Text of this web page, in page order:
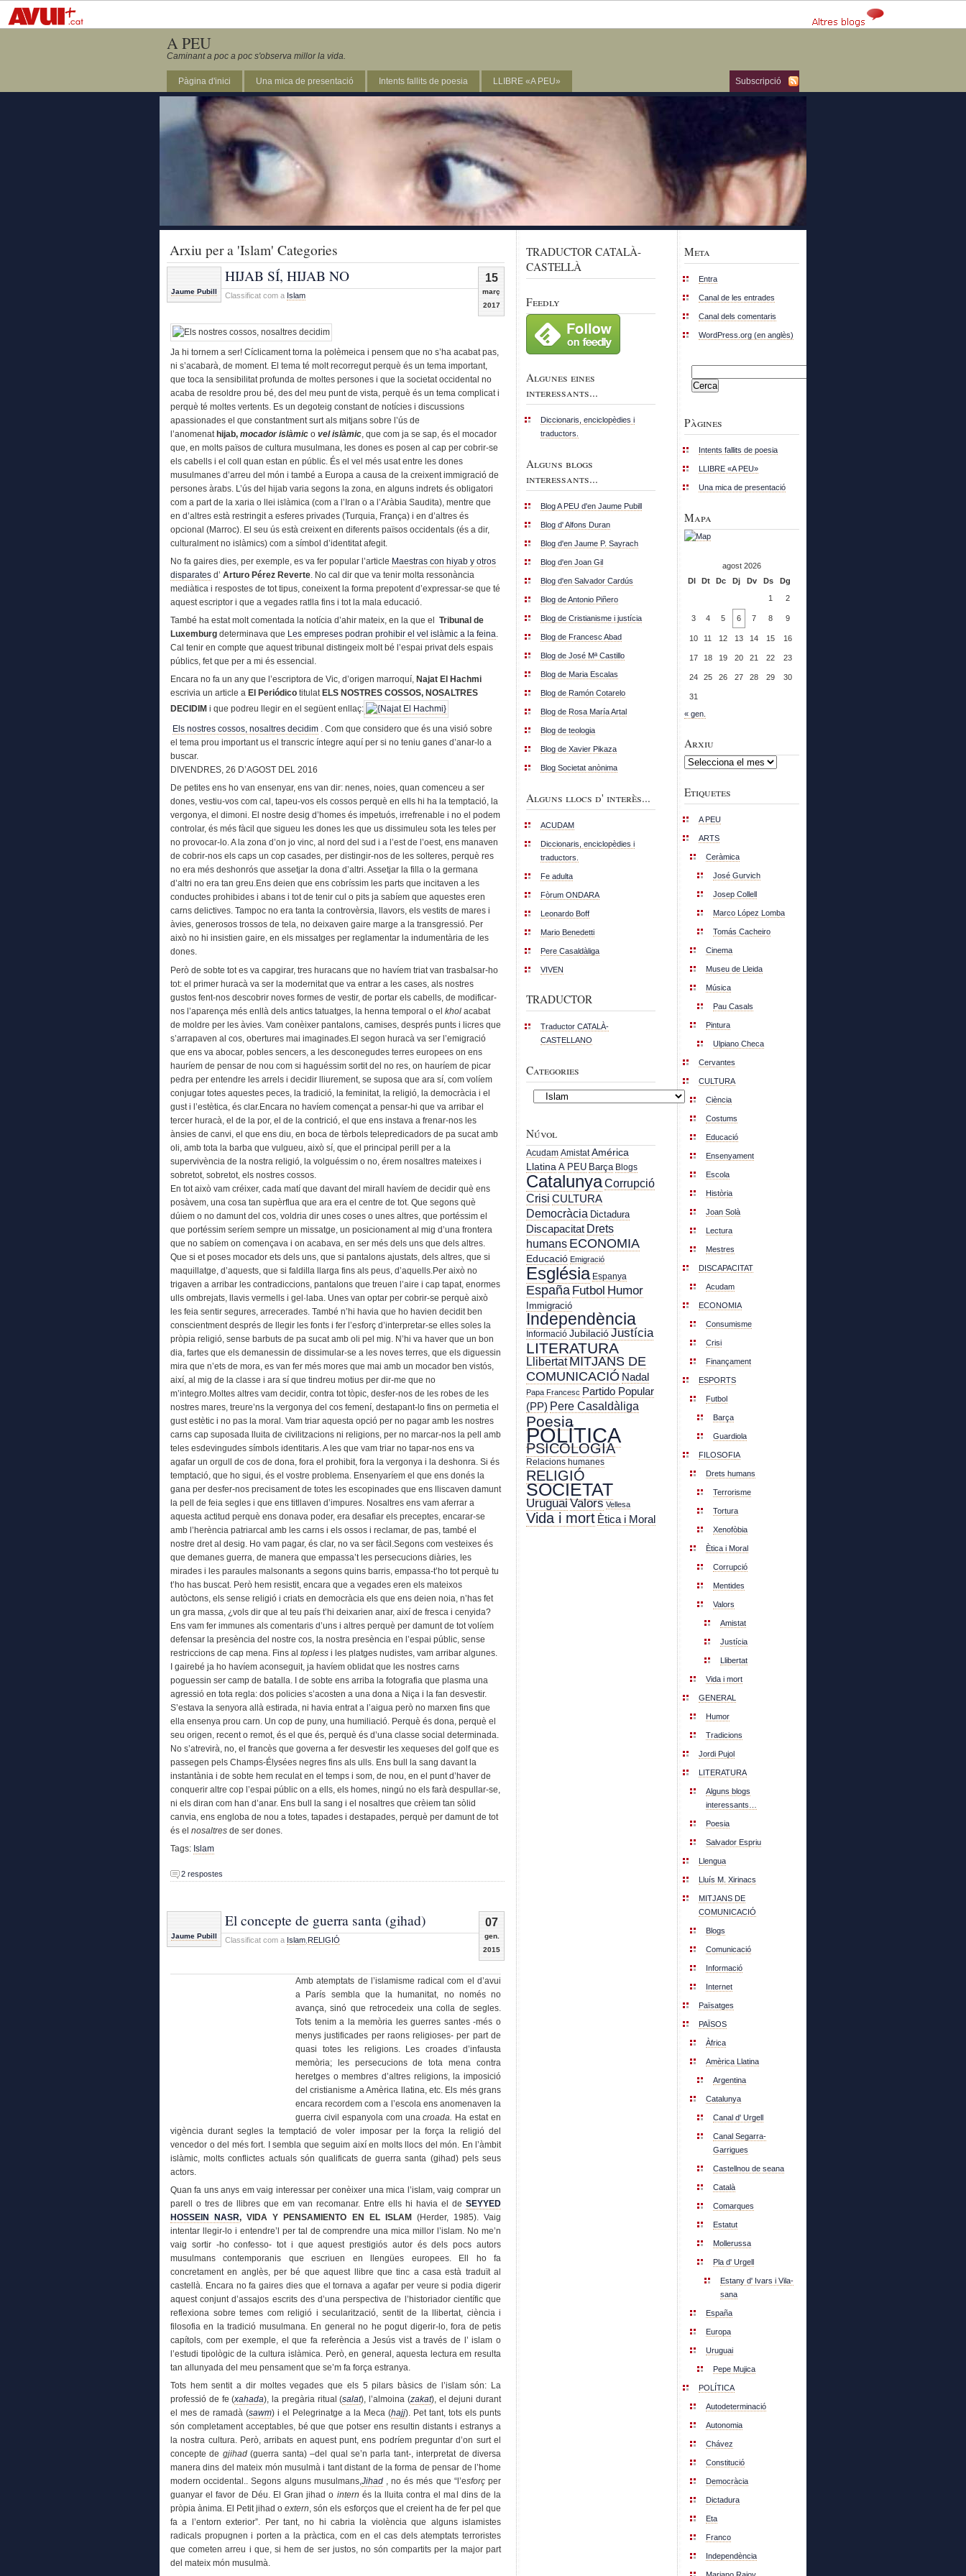
A PEU
Caminant a poc a poc s'observa millor la vida.
Subscripció
Pàgina d'inici Una mica de presentació Intents fallits de poesia LLIBRE «A PEU»
Arxiu per a 'Islam' Categories
15
març
2017
Jaume Pubill
HIJAB SÍ, HIJAB NO
Classificat com a Islam
Ja hi tornem a ser! Cíclicament torna la polèmeica i pensem que no s’ha acabat pas,
ni s’acabarà, de moment. El tema té molt recorregut perquè és un tema important,
que toca la sensibilitat profunda de moltes persones i que la societat occidental no
acaba de resoldre prou bé, des del meu punt de vista, perquè és un tema complicat i
perquè té moltes vertents. Es un degoteig constant de notícies i discussions
apassionades el que constantment surt als mitjans sobre l’ús de
l’anomenat hijab, mocador islàmic o vel islàmic, que com ja se sap, és el mocador
que, en molts països de cultura musulmana, les dones es posen al cap per cobrir-se
els cabells i el coll quan estan en públic. És el vel més usat entre les dones
musulmanes d’arreu del món i també a Europa a causa de la creixent immigració de
persones àrabs. L’ús del hijab varia segons la zona, en alguns indrets és obligatori
com a part de la xaria o llei islàmica (com a l’Iran o a l’Aràbia Saudita), mentre que
en d’altres està restringit a esferes privades (Turquia, França) i en d’altres és
opcional (Marroc). El seu ús està creixent en diferents països occidentals (és a dir,
culturalment no islàmics) com a símbol d’identitat afegit.
No fa gaires dies, per exemple, es va fer popular l’article Maestras con hiyab y otros
disparates d’ Arturo Pérez Reverte. No cal dir que va tenir molta ressonància
mediàtica i respostes de tot tipus, coneixent la forma prepotent d’expressar-se que té
aquest escriptor i que a vegades ratlla fins i tot la mala educació.
També ha estat molt comentada la notícia d’ahir mateix, en la que el Tribunal de
Luxemburg determinava que Les empreses podran prohibir el vel islàmic a la feina.
Cal tenir en compte que aquest tribunal distingeix molt bé l’espai privat dels espais
públics, fet que per a mi és essencial.
Encara no fa un any que l’escriptora de Vic, d’origen marroquí, Najat El Hachmi
escrivia un article a El Periódico titulat ELS NOSTRES COSSOS, NOSALTRES
DECIDIM i que podreu llegir en el següent enllaç:
Els nostres cossos, nosaltres decidim . Com que considero que és una visió sobre
el tema prou important us el transcric íntegre aquí per si no teniu ganes d’anar-lo a
buscar.
DIVENDRES, 26 D’AGOST DEL 2016
De petites ens ho van ensenyar, ens van dir: nenes, noies, quan comenceu a ser
dones, vestiu-vos com cal, tapeu-vos els cossos perquè en ells hi ha la temptació, la
vergonya, el dimoni. El nostre desig d’homes és impetuós, irrefrenable i no el podem
controlar, és més fàcil que sigueu les dones les que us dissimuleu sota les teles per
no provocar-lo. A la zona d’on jo vinc, al nord del sud i a l’est de l’oest, ens manaven
de cobrir-nos els caps un cop casades, per distingir-nos de les solteres, perquè res
no era més deshonrós que assetjar la dona d’altri. Assetjar la filla o la germana
d’altri no era tan greu.Ens deien que ens cobríssim les parts que incitaven a les
conductes prohibides i abans i tot de tenir cul o pits ja sabíem que aquestes eren
carns delictives. Tampoc no era tanta la controvèrsia, llavors, els vestits de mares i
àvies, generosos trossos de tela, no deixaven gaire marge a la transgressió. Per
això no hi insistien gaire, en els missatges per reglamentar la indumentària de les
dones.
Però de sobte tot es va capgirar, tres huracans que no havíem triat van trasbalsar-ho
tot: el primer huracà va ser la modernitat que va entrar a les cases, als nostres
gustos fent-nos descobrir noves formes de vestir, de portar els cabells, de modificar-
nos l’aparença més enllà dels antics tatuatges, la henna temporal o el khol acabat
de moldre per les àvies. Vam conèixer pantalons, camises, després punts i licres que
s’arrapaven al cos, obertures mai imaginades.El segon huracà va ser l’emigració
que ens va abocar, pobles sencers, a les desconegudes terres europees on ens
hauríem de pensar de nou com si haguéssim sortit del no res, on hauríem de picar
pedra per entendre les arrels i decidir lliurement, se suposa que ara sí, com volíem
conjugar totes aquestes peces, la tradició, la feminitat, la religió, la democràcia i el
gust i l’estètica, és clar.Encara no havíem començat a pensar-hi que va arribar el
tercer huracà, el de la por, el de la contrició, el que ens instava a frenar-nos les
ànsies de canvi, el que ens diu, en boca de tèrbols telepredicadors de pa sucat amb
oli, amb tota la barba que vulgueu, això sí, que el principal perill per a la
supervivència de la nostra religió, la volguéssim o no, érem nosaltres mateixes i
sobretot, sobretot, els nostres cossos.
En tot això vam créixer, cada matí que davant del mirall havíem de decidir què ens
posàvem, una cosa tan supèrflua que ara era el centre de tot. Que segons què
dúiem o no damunt del cos, voldria dir unes coses o unes altres, que portéssim el
que portéssim seríem sempre un missatge, un posicionament al mig d’una frontera
que no sabíem on començava i on acabava, en ser més dels uns que dels altres.
Que si et poses mocador ets dels uns, que si pantalons ajustats, dels altres, que si
maquillatge, d’aquests, que si faldilla llarga fins als peus, d’aquells.Per això no
trigaven a arribar les contradiccions, pantalons que treuen l’aire i cap tapat, enormes
ulls ombrejats, llavis vermells i gel·laba. Unes van optar per cobrir-se perquè això
les feia sentir segures, arrecerades. També n’hi havia que ho havien decidit ben
conscientment després de llegir les fonts i fer l’esforç d’interpretar-se elles soles la
pròpia religió, sense barbuts de pa sucat amb oli pel mig. N’hi va haver que un bon
dia, fartes que els demanessin de dissimular-se a les noves terres, que els diguessin
mira que n’ets de mora, es van fer més mores que mai amb un mocador ben vistós,
així, al mig de la classe i ara sí que tindreu motius per dir-me que no
m’integro.Moltes altres vam decidir, contra tot tòpic, desfer-nos de les robes de les
nostres mares, treure’ns la vergonya del cos femení, destapant-lo fins on permetia el
gust estètic i no pas la moral. Vam triar aquesta opció per no pagar amb les nostres
carns cap suposada lluita de civilitzacions ni religions, per no marcar-nos la pell amb
teles esdevingudes símbols identitaris. A les que vam triar no tapar-nos ens va
agafar un orgull de cos de dona, fora el prohibit, fora la vergonya i la deshonra. Si és
temptació, que ho sigui, és el vostre problema. Ensenyaríem el que ens donés la
gana per desfer-nos precisament de totes les escopinades que ens lliscaven damunt
la pell de feia segles i que ens titllaven d’impures. Nosaltres ens vam aferrar a
aquesta actitud perquè ens donava poder, era desafiar els preceptes, encarar-se
amb l’herència patriarcal amb les carns i els ossos i reclamar, de pas, també el
nostre dret al desig. Ho vam pagar, és clar, no va ser fàcil.Segons com vesteixes és
que demanes guerra, de manera que empassa’t les persecucions diàries, les
mirades i les paraules malsonants a segons quins barris, empassa-t’ho tot perquè tu
t’ho has buscat. Però hem resistit, encara que a vegades eren els mateixos
autòctons, els sense religió i criats en democràcia els que ens deien noia, n’has fet
un gra massa, ¿vols dir que al teu país t’hi deixarien anar, així de fresca i cenyida?
Ens vam fer immunes als comentaris d’uns i altres perquè per damunt de tot volíem
defensar la presència del nostre cos, la nostra presència en l’espai públic, sense
restriccions de cap mena. Fins al topless i les platges nudistes, vam arribar algunes.
I gairebé ja ho havíem aconseguit, ja havíem oblidat que les nostres carns
poguessin ser camp de batalla. I de sobte ens arriba la fotografia que plasma una
agressió en tota regla: dos policies s’acosten a una dona a Niça i la fan desvestir.
S’estava la senyora allà estirada, ni havia entrat a l’aigua però no marxen fins que
ella ensenya prou carn. Un cop de puny, una humiliació. Perquè és dona, perquè el
seu origen, recent o remot, és el que és, perquè és d’una classe social determinada.
No s’atrevirà, no, el francès que governa a fer desvestir les xequeses del golf que es
passegen pels Champs-Élysées negres fins als ulls. Ens bull la sang davant la
instantània i de sobte hem reculat en el temps i som, de nou, en el punt d’haver de
conquerir altre cop l’espai públic on a ells, els homes, ningú no els farà despullar-se,
ni els diran com han d’anar. Ens bull la sang i el nosaltres que crèiem tan sòlid
canvia, ens engloba de nou a totes, tapades i destapades, perquè per damunt de tot
és el nosaltres de ser dones.
Tags: Islam
2 respostes
07
gen.
2015
Jaume Pubill
El concepte de guerra santa (gihad)
Classificat com a Islam RELIGIÓ
Amb atemptats de l’islamisme radical com el d’avui
a París sembla que la humanitat, no només no
avança, sinó que retrocedeix una colla de segles.
Tots tenim a la memòria les guerres santes -més o
menys justificades per raons religioses- per part de
quasi totes les religions. Les croades d’infausta
memòria; les persecucions de tota mena contra
heretges o membres d’altres religions, la imposició
del cristianisme a Amèrica llatina, etc. Els més grans
encara recordem com a l’escola ens anomenaven la
guerra civil espanyola com unacroada. Ha estat en
vigència durant segles la temptació de voler imposar per la força la religió del
vencedor o del més fort. I sembla que seguim així en molts llocs del món. En l’àmbit
islàmic, molts conflictes actuals són qualificats de guerra santa (gihad) pels seus
actors.
Quan fa uns anys em vaig interessar per conèixer una mica l’islam, vaig comprar un
parell o tres de llibres que em van recomanar. Entre ells hi havia el de SEYYED
HOSSEIN NASR, VIDA Y PENSAMIENTO EN EL ISLAM
(Herder, 1985). Vaig
intentar llegir-lo i entendre’l per tal de comprendre una mica millor l’islam. No me’n
vaig sortir -ho confesso- tot i que aquest prestigiós autor és dels pocs autors
musulmans contemporanis que escriuen en llengües europees. Ell ho fa
concretament en anglès, per bé que aquest llibre que tinc a casa està traduït al
castellà. Encara no fa gaires dies que el tornava a agafar per veure si podia digerir
aquest conjunt d’assajos escrits des d’una perspectiva de l’historiador científic que
reflexiona sobre temes com religió i secularització, sentit de la llibertat, ciència i
filosofia en la tradició musulmana. En general no he pogut digerir-lo, fora de petis
capítols, com per exemple, el que fa referència a Jesús vist a través de l’ islam o
l’estudi tipològic de la cultura islàmica. Però, en general, aquesta lectura em resulta
tan allunyada del meu pensament que se’m fa força estranya.
Tots hem sentit a dir moltes vegades que els 5 pilars bàsics de l’islam són: La
professió de fe (xahada), la pregària ritual (salat), l’almoina (zakat), el dejuni durant
el mes de ramadà (sawm) i el Pelegrinatge a la Meca (hajj). Pet tant, tots els punts
són completament acceptables, bé que que potser ens resultin distants i estranys a
la nostra cultura. Però, arribats en aquest punt, ens podríem preguntar d’on surt el
concepte de gjihad(guerra santa) –del qual se’n parla tant-, interpretat de diversa
manera dins del mateix món musulmà i tant distant de la forma de pensar de l’home
modern occidental.. Segons alguns musulmans,Jihad, no és més que “l’esforçper
guanyar el favor de Déu. El Gran jihad o intern és la lluita contra el mal dins de la
pròpia ànima. El Petit jihad oextern, són els esforços que el creient ha de fer pel que
fa a l’entorn exterior”. Per tant, no hi cabria la violència que alguns islamistes
radicals propugnen i porten a la pràctica, com en el cas dels atemptats terroristes
que cometen arreu i que, si hem de ser justos, no són compartits per la major part
del mateix món musulmà.
TRADUCTOR CATALÀ-
CASTELLÀ
Feedly
Algunes eines
interessants...
Diccionaris, enciclopèdies i
traductors.
Alguns blogs
interessants...
Blog A PEU d'en Jaume Pubill
Blog d' Alfons Duran
Blog d'en Jaume P. Sayrach
Blog d'en Joan Gil
Blog d'en Salvador Cardús
Blog de Antonio Piñero
Blog de Cristianisme i justícia
Blog de Francesc Abad
Blog de José Mª Castillo
Blog de Maria Escalas
Blog de Ramón Cotarelo
Blog de Rosa María Artal
Blog de teologia
Blog de Xavier Pikaza
Blog Societat anònima
Alguns llocs d' interès...
ACUDAM
Diccionaris, enciclopèdies i
traductors.
Fe adulta
Fòrum ONDARA
Leonardo Boff
Mario Benedetti
Pere Casaldàliga
VIVEN
TRADUCTOR
Traductor CATALÀ-
CASTELLANO
Categories
Categories
Núvol
Acudam Amistat América
Llatina A PEU Barça Blogs
CatalunyaCorrupció
Crisi CULTURA
Democràcia Dictadura
Discapacitat Drets
humans ECONOMIA
Educació Emigració
Església Espanya
España Futbol Humor
Immigració
Independència
Informació JubilacióJustícia
LITERATURA
LlibertatMITJANS DE
COMUNICACIÓ Nadal
Papa Francesc Partido Popular
(PP) Pere Casaldàliga
Poesia
POLÍTICA
PSICOLOGIA
Relacions humanes
RELIGIÓ
SOCIETAT
Uruguai Valors Vellesa
Vida i mort Ètica i Moral
Meta
Entra
Canal de les entrades
Canal dels comentaris
WordPress.org (en anglès)
Pàgines
Intents fallits de poesia
LLIBRE «A PEU»
Una mica de presentació
Mapa
agost 2026
Dl
Dt Dc Dj Dv Ds
Dg
1
2
3 4 5 6 7 8 9
10 11 12 13 14 15 16
17 18 19 20 21 22 23
24 25 26 27 28 29 30
31
« gen.
Arxiu
Arxiu
Etiquetes
A PEU
ARTS
Ceràmica
José Gurvich
Josep Collell
Marco López Lomba
Tomás Cacheiro
Cinema
Museu de Lleida
Música
Pau Casals
Pintura
Ulpiano Checa
Cervantes
CULTURA
Ciència
Costums
Educació
Ensenyament
Escola
Història
Joan Solà
Lectura
Mestres
DISCAPACITAT
Acudam
ECONOMIA
Consumisme
Crisi
Finançament
ESPORTS
Futbol
Barça
Guardiola
FILOSOFIA
Drets humans
Terrorisme
Tortura
Xenofòbia
Ètica i Moral
Corrupció
Mentides
Valors
Amistat
Justícia
Llibertat
Vida i mort
GENERAL
Humor
Tradicions
Jordi Pujol
LITERATURA
Alguns blogs
interessants…
Poesia
Salvador Espriu
Llengua
Lluís M. Xirinacs
MITJANS DE
COMUNICACIÓ
Blogs
Comunicació
Informació
Internet
Païsatges
PAÏSOS
Àfrica
Amèrica Llatina
Argentina
Catalunya
Canal d' Urgell
Canal Segarra-
Garrigues
Castellnou de seana
Català
Comarques
Estatut
Mollerussa
Pla d' Urgell
Estany d' Ivars i Vila-
sana
España
Europa
Uruguai
Pepe Mujica
POLÍTICA
Autodeterminació
Autonomia
Chávez
Constitució
Democràcia
Dictadura
Eta
Franco
Independència